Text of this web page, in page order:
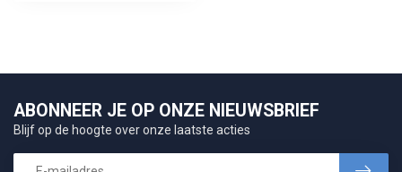
ABONNEER JE OP ONZE NIEUWSBRIEF
Blijf op de hoogte over onze laatste acties